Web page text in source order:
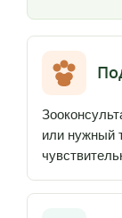
или нужный